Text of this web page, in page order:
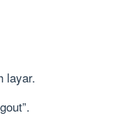
layar.